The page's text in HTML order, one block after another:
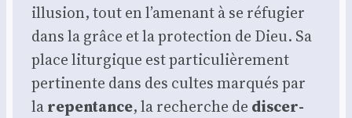
illu­sion, tout en l’amenant à se réfu­gier
dans la grâce et la pro­tec­tion de Dieu. Sa
place litur­gique est par­ti­cu­liè­re­ment
per­ti­nente dans des cultes mar­qués par
larepen­tance, la recherche de dis­cer­